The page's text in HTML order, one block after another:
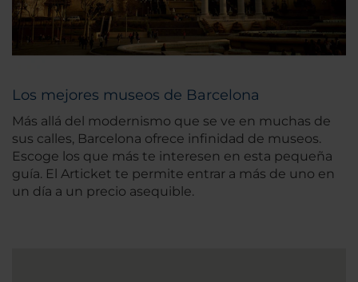
Los mejores museos de Barcelona
Más allá del modernismo que se ve en muchas de
sus calles, Barcelona ofrece infinidad de museos.
Escoge los que más te interesen en esta pequeña
guía. El Articket te permite entrar a más de uno en
un día a un precio asequible.